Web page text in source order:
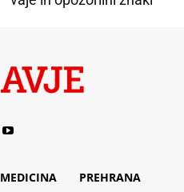
MEDICINA PREHRANA